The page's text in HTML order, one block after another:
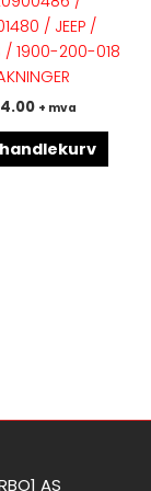
/ JEEP /
/ 1900-200-018
+ mva
AS